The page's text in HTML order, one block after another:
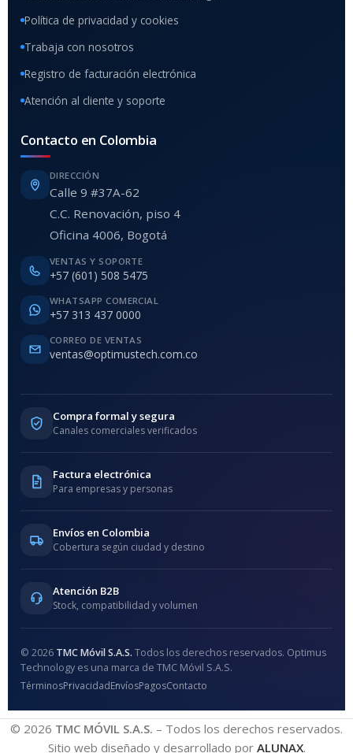
Política de privacidad y cookies
Trabaja con nosotros
Registro de facturación electrónica
Atención al cliente y soporte
Contacto en Colombia
DIRECCIÓN
Calle 9 #37A-62
C.C. Renovación, piso 4
Oficina 4006, Bogotá
VENTAS Y SOPORTE
+57 (601) 508 5475
WHATSAPP COMERCIAL
+57 313 437 0000
CORREO DE VENTAS
ventas@optimustech.com.co
Compra formal y segura
Canales comerciales verificados
Factura electrónica
Para empresas y personas
Envíos en Colombia
Cobertura según ciudad y destino
Atención B2B
Stock, compatibilidad y volumen
© 2026 TMC Móvil S.A.S. Todos los derechos reservados. Optimus
Technology es una marca de TMC Móvil S.A.S.
TérminosPrivacidadEnvíosPagosContacto
© 2026 TMC MÓVIL S.A.S. – Todos los derechos reservados.
Sitio web diseñado y desarrollado por ALUNAX.